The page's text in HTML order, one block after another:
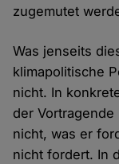
zugemutet
Was jenseits
klimapolitische
nicht. In
der
nicht, was er
nicht fordert. In